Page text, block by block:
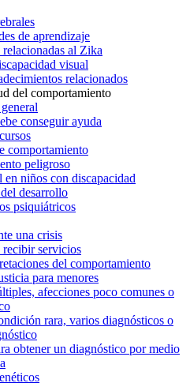
de aprendizaje
al Zika
visual
relacionados
del comportamiento
conseguir ayuda
comportamiento
peligroso
en niños con discapacidad
desarrollo
psiquiátricos
una crisis
recibir servicios
del comportamiento
para menores
afecciones poco comunes o
rara, varios diagnósticos o
obtener un diagnóstico por medio